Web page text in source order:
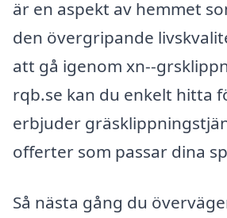
är en aspekt av hemmet
den övergripande
att gå igenom xn--
rqb.se kan du enkelt hitta
erbjuder
offerter som passar dina
Så nästa gång du